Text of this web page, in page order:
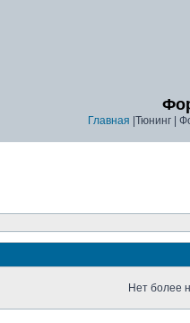
Главная |Тюнинг |
Нет более